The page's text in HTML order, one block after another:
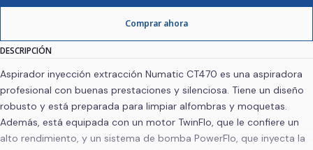
Comprar ahora
DESCRIPCIÓN
Aspirador inyección extracción Numatic CT470 es una aspiradora
profesional con buenas prestaciones y silenciosa. Tiene un diseño
robusto y está preparada para limpiar alfombras y moquetas.
Además, está equipada con un motor TwinFlo, que le confiere un
alto rendimiento, y un sistema de bomba PowerFlo, que inyecta la